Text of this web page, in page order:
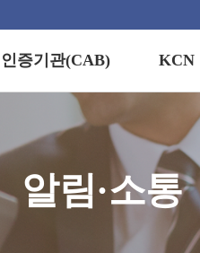
인증기관(CAB)
자격인증
스킴
KCN
인증기업 검색
(KCN)
연도별 통계
지역별 통계
알림·소통